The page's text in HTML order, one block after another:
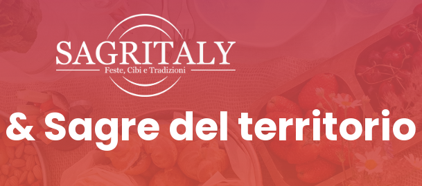
Sagre del territorio